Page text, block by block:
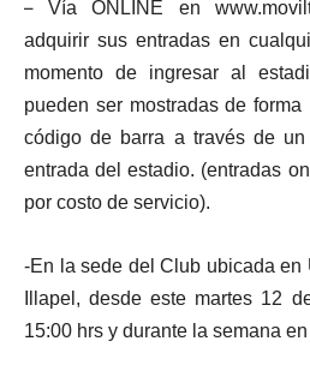
–Vía ONLINE en
adquirir sus entradas en
momento de ingresar al
pueden ser mostradas de forma
código de barra a través de
entrada del estadio. (entradas
por costo de servicio).
-En la sede del Club ubicada en
Illapel, desde este martes 12
15:00 hrs y durante la semana